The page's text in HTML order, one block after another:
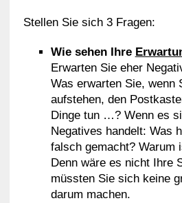
Stellen Sie sich 3 Fragen:
Wie sehen Ihre
Erwarten Sie eher
Was erwarten Sie, wenn
aufstehen, den
Dinge tun …? Wenn es
Negatives handelt: Was
falsch gemacht? Warum
Denn wäre es nicht Ihre
müssten Sie sich keine
darum machen.